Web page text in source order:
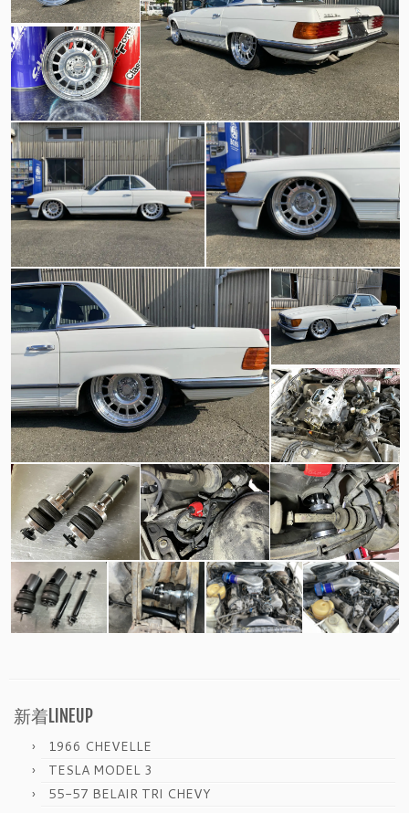
新着LINEUP
1966 CHEVELLE
TESLA MODEL 3
55-57 BELAIR TRI CHEVY